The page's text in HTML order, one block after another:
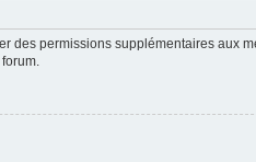
des permissions supplémentaires aux